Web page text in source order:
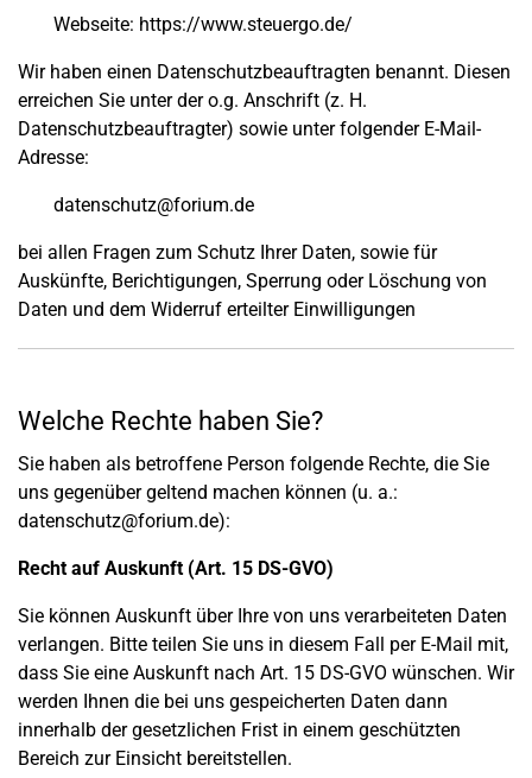
Webseite: https://www.steuergo.de/
Wir haben einen Datenschutzbeauftragten benannt. Diesen
erreichen Sie unter der o.g. Anschrift (z. H.
Datenschutzbeauftragter) sowie unter folgender E-Mail-
Adresse:
datenschutz@forium.de
bei allen Fragen zum Schutz Ihrer Daten, sowie für
Auskünfte, Berichtigungen, Sperrung oder Löschung von
Daten und dem Widerruf erteilter Einwilligungen
Welche Rechte haben Sie?
Sie haben als betroffene Person folgende Rechte, die Sie
uns gegenüber geltend machen können (u. a.:
datenschutz@forium.de):
Recht auf Auskunft (Art. 15 DS-GVO)
Sie können Auskunft über Ihre von uns verarbeiteten Daten
verlangen. Bitte teilen Sie uns in diesem Fall per E-Mail mit,
dass Sie eine Auskunft nach Art. 15 DS-GVO wünschen. Wir
werden Ihnen die bei uns gespeicherten Daten dann
innerhalb der gesetzlichen Frist in einem geschützten
Bereich zur Einsicht bereitstellen.